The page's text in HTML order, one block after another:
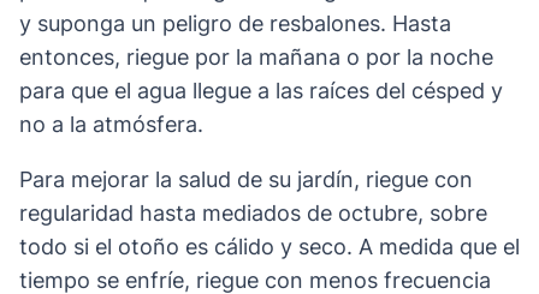
y suponga un peligro de resbalones. Hasta
entonces, riegue por la mañana o por la noche
para que el agua llegue a las raíces del césped y
no a la atmósfera.
Para mejorar la salud de su jardín, riegue con
regularidad hasta mediados de octubre, sobre
todo si el otoño es cálido y seco. A medida que el
tiempo se enfríe, riegue con menos frecuencia